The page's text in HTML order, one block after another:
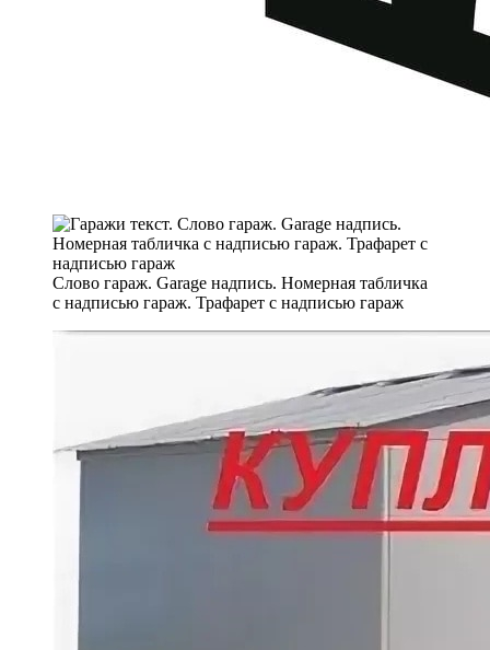
Слово гараж. Garage надпись. Номерная табличка
с надписью гараж. Трафарет с надписью гараж